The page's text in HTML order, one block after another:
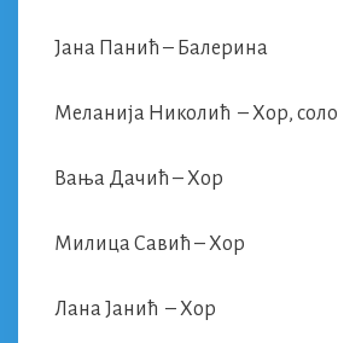
Јана Панић – Балерина
Меланија Николић – Хор, соло
Вања Дачић – Хор
Милица Савић – Хор
Лана Јанић – Хор